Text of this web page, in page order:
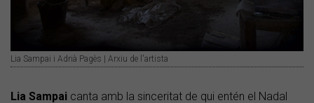
Lia Sampai i Adrià Pagès | Arxiu de l'artista
Lia Sampai canta amb la sinceritat de qui entén el Nadal